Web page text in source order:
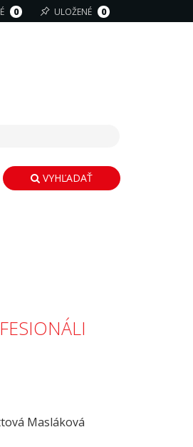
0 ULOŽENÉ 0
VYHĽADAŤ
Masláková